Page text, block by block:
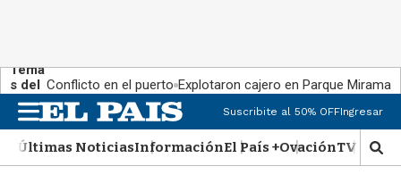
Tema
s del
día:
Conflicto en el puerto Explotaron cajero en Parque Miramar
M
e
n
u
Suscribite al 50% OFFIngresar
Últimas NoticiasInformaciónEl País +OvaciónTV Show
M
o